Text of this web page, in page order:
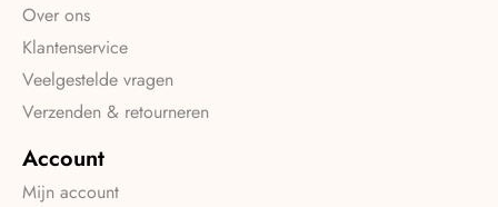
Over ons
Klantenservice
Veelgestelde vragen
Verzenden & retourneren
Account
Mijn account